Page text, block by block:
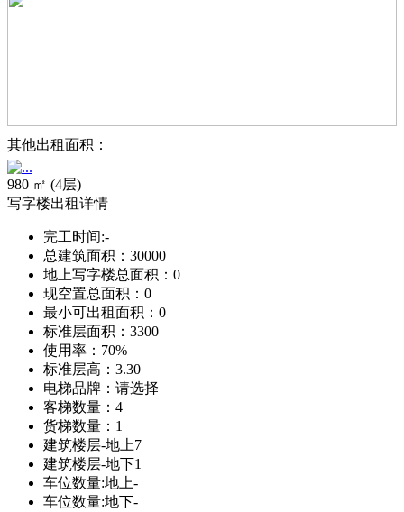
其他出租面积：
980 ㎡ (4层)
写字楼出租详情
完工时间:-
总建筑面积： 30000
地上写字楼总面积： 0
现空置总面积： 0
最小可出租面积： 0
标准层面积： 3300
使用率： 70%
标准层高： 3.30
电梯品牌： 请选择
客梯数量： 4
货梯数量： 1
建筑楼层-地上7
建筑楼层-地下1
车位数量:地上-
车位数量:地下-